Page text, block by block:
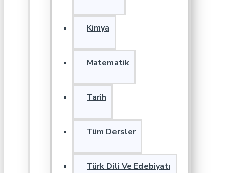
Kimya
Matematik
Tarih
Tüm Dersler
Türk Dili Ve Edebiyatı